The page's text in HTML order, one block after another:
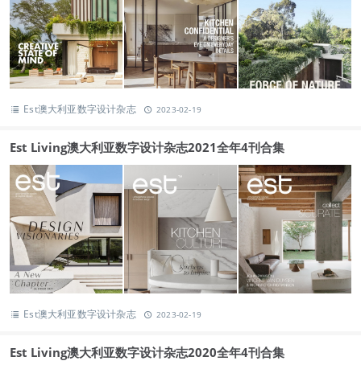
Est澳大利亚数字设计杂志 2023-02-19
Est Living澳大利亚数字设计杂志2021全年4刊合集
Est澳大利亚数字设计杂志 2023-02-19
Est Living澳大利亚数字设计杂志2020全年4刊合集